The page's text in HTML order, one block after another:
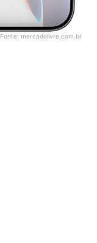
Fonte: mercadolivre.com.br